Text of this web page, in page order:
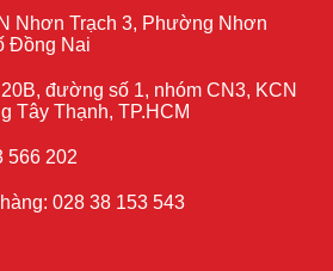
Nhơn Trạch 3, Phường Nhơn
Đồng Nai
đường số 1, nhóm CN3, KCN
Tây Thạnh, TP.HCM
566 202
028 38 153 543